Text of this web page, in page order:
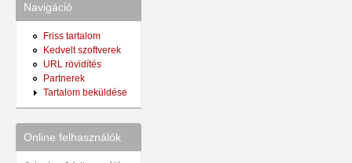
Navigáció
Friss tartalom
Kedvelt szoftverek
URL rövidítés
Partnerek
Tartalom beküldése
Online felhasználók